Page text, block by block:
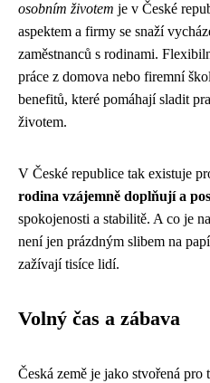
osobním životem je v České
aspektem a firmy se snaží
zaměstnanců s rodinami.
práce z domova nebo firemní
benefitů, které pomáhají sladit
životem.
V České republice tak existuje
rodina vzájemně doplňují a
spokojenosti a stabilitě. A co je
není jen prázdným slibem na
zažívají tisíce lidí.
Volný čas a zábava
Česká země je jako stvořená